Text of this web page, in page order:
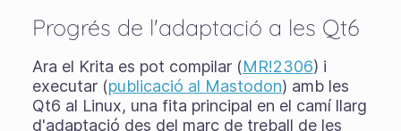
Progrés de l'adaptació a les Qt6
Ara el Krita es pot compilar (MR!2306) i
executar (publicació al Mastodon) amb les
Qt6 al Linux, una fita principal en el camí llarg
d'adaptació des del marc de treball de les